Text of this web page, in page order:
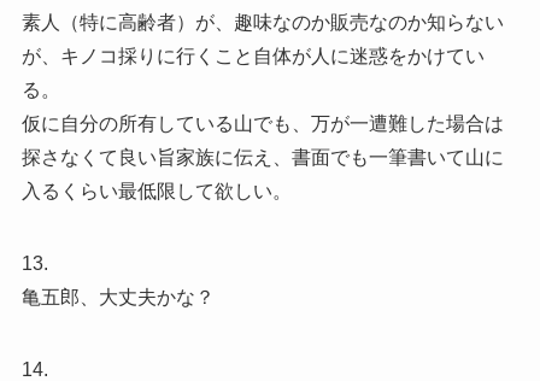
素人（特に高齢者）が、趣味なのか販売なのか知らない
が、キノコ採りに行くこと自体が人に迷惑をかけてい
る。
仮に自分の所有している山でも、万が一遭難した場合は
探さなくて良い旨家族に伝え、書面でも一筆書いて山に
入るくらい最低限して欲しい。
13.
亀五郎、大丈夫かな？
14.